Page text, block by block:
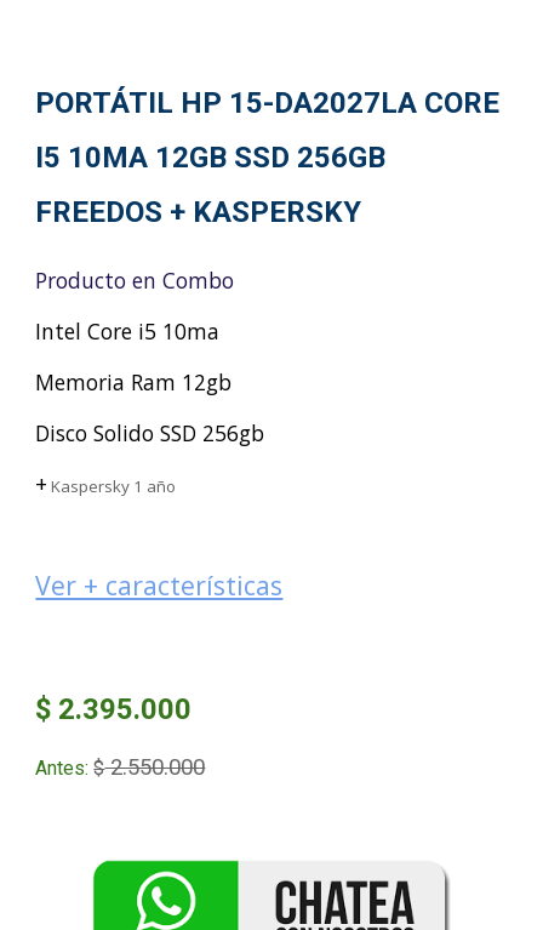
PORTÁTIL HP 15-DA2027LA CORE
I5 10MA 12GB SSD 256GB
FREEDOS + KASPERSKY
Producto en Combo
Intel Core i5 10ma
Memoria Ram 12gb
Disco Solido SSD 256gb
+ Kaspersky 1 año
Ver + características
$ 2.395.000
Antes:$2.550.000